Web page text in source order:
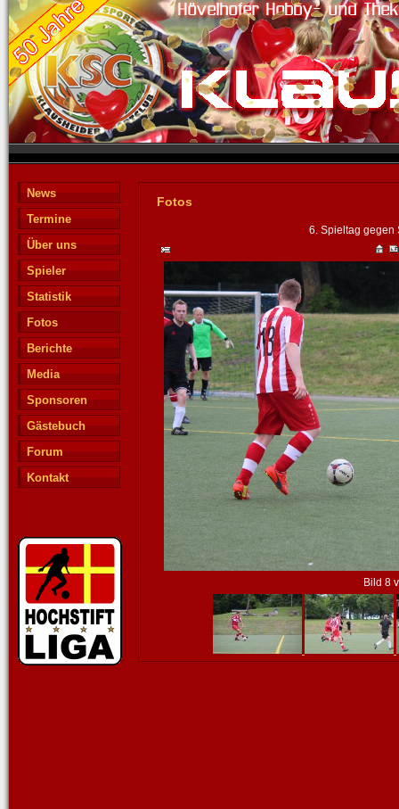
News
Termine
Über uns
Spieler
Statistik
Fotos
Berichte
Media
Sponsoren
Gästebuch
Forum
Kontakt
Fotos
6. Spieltag gegen
Bild 8